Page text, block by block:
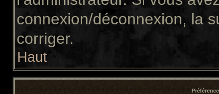
connexion/déconnexion, la
corriger.
Haut